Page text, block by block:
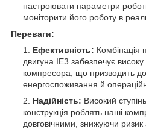
настроювати параметри
моніторити його роботу в
Переваги:
Ефективність: Комбінація
двигуна IE3 забезпечує
компресора, що призводить
енергоспоживання й
Надійність: Високий
конструкція роблять наші
довговічними, знижуючи ризик